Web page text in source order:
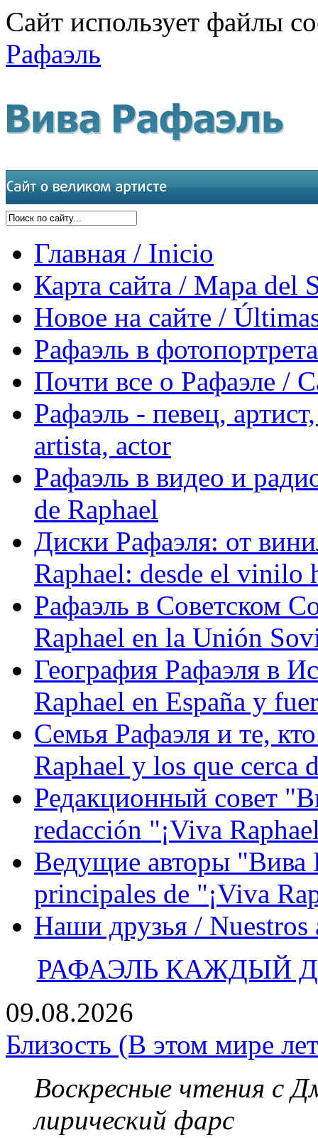
Сайт использует файлы
Рафаэль
Главная / Inicio
Карта сайта / Mapa del
Новое на сайте /
Рафаэль в
Почти все о Рафаэле /
Рафаэль - певец,
artista, actor
Рафаэль в видео и
de Raphael
Диски Рафаэля: от
Raphael: desde el vinilo
Рафаэль в Советском
Raphael en la Unión
География Рафаэля в
Raphael en España y
Семья Рафаэля и те,
Raphael y los que cerca
Редакционный совет
redacción "¡Viva
Ведущие авторы "Вива
principales de "¡Viva
Наши друзья / Nuestros
РАФАЭЛЬ КАЖДЫЙ
09.08.2026
Близость (В этом мире
Воскресные чтения с
лирический фарс